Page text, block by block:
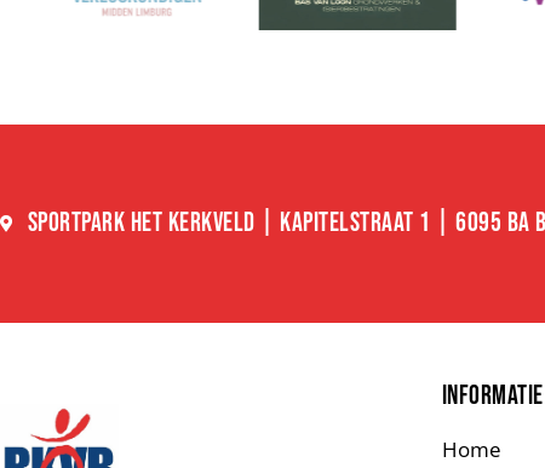
SPORTPARK HET KERKVELD | KAPITELSTRAAT 1 | 6095 BA
INFORMATIE
Home